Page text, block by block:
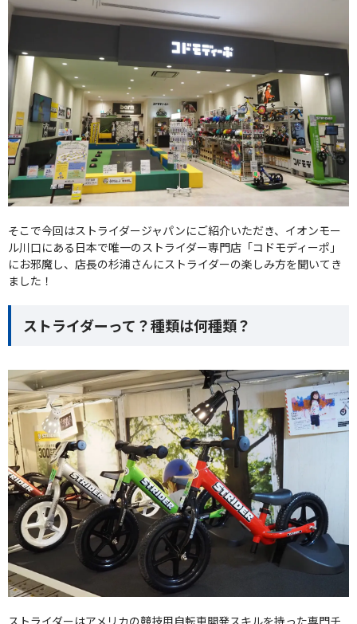
そこで今回はストライダージャパンにご紹介いただき、イオンモー
ル川口にある日本で唯一のストライダー専門店「コドモディーポ」
にお邪魔し、店長の杉浦さんにストライダーの楽しみ方を聞いてき
ました！
ストライダーって？種類は何種類？
ストライダーはアメリカの競技用自転車開発スキルを持った専門チ